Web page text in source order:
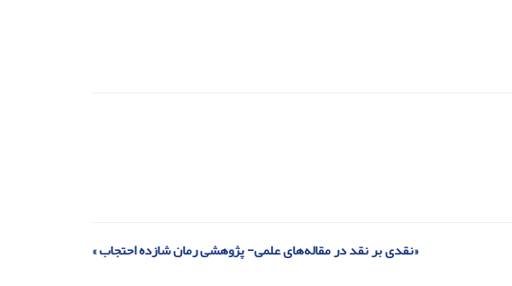
« نقدی بر نقد در مقاله‌های علمی- پژوهشی رمان شازده احتجاب»